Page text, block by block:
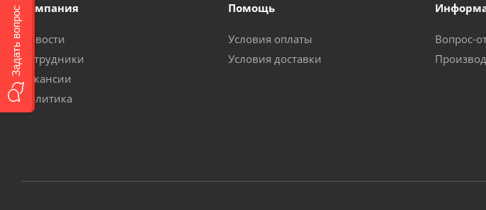
Компания
Новости
Сотрудники
Вакансии
Политика
Помощь
Условия оплаты
Условия доставки
Вопрос-
Задать вопрос